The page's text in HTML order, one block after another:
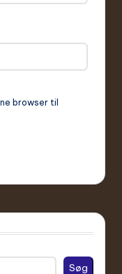
browser til
Søg